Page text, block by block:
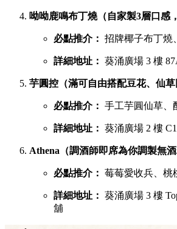
呦呦鹿鳴布丁燒（自家製3層口感
必點推介： 招牌椰子布丁燒
詳細地址： 葵涌廣場 3 樓
芋圓控（滿可自由搭配豆花、仙草
必點推介： 手工芋圓仙草、
詳細地址： 葵涌廣場 2 樓
Athena（調酒師即席為你調製無酒
必點推介： 莓莓愛收兵、桃
詳細地址： 葵涌廣場 3 樓
舖